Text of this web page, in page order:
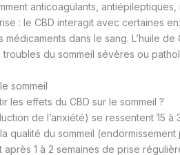
anticoagulants, antiépileptiques,
: le CBD interagit avec certaines
dans le sang. L’huile de
du sommeil sévères ou
sommeil
les effets du CBD sur le sommeil ?
de l’anxiété) se ressentent 15 à
qualité du sommeil
1 à 2 semaines de prise